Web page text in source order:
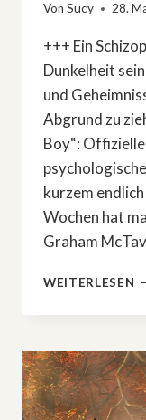
Von Sucy 28.
+++ Ein
Dunkelheit
und
Abgrund zu
Boy“:
kurzem
Wochen hat
Graham
WEITERLESEN